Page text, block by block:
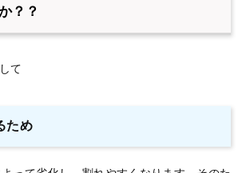
？？
て
ため